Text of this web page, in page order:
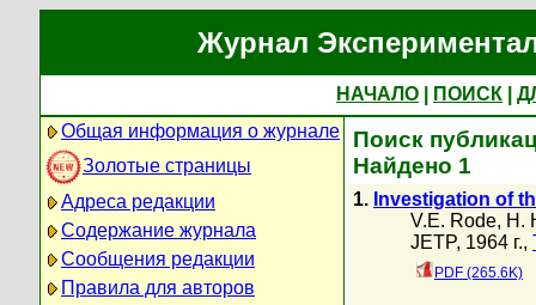
Журнал
НАЧАЛО ПОИСК
Общая информация о журнале
Золотые страницы
Адреса редакции
Содержание журнала
Сообщения редакции
Правила для авторов
Поиск
Найдено 1
1. Investigation of
V.E. Rode, H.
JETP, 1964 г.,
PDF (265.6K)